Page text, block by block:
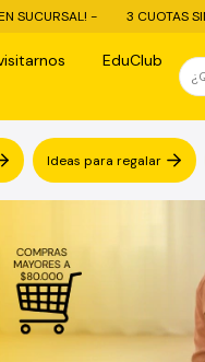
- 3 CUOTAS SIN INTERÉS -
EduClub
Ideas para regalar